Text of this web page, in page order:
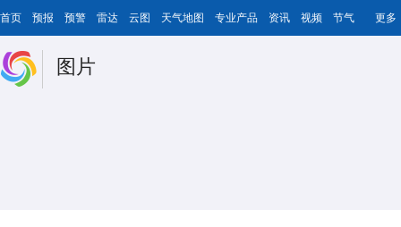
首页 预报 预警 雷达 云图 天气地图 专业产品 资讯 视频 节气 更多
图片